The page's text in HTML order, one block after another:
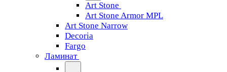
Art Stone
Art Stone Armor MPL
Art Stone Narrow
Decoria
Fargo
Ламинат